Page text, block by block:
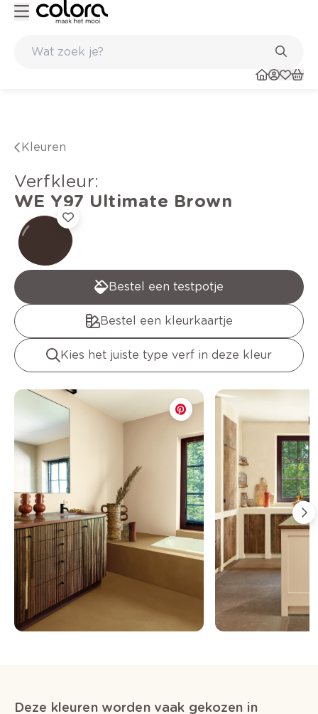
Kleuren
verfkleur:
WE Y97 Ultimate Brown
Bestel een testpotje
Bestel een kleurkaartje
Kies het juiste type verf in deze kleur
Deze kleuren worden vaak gekozen in